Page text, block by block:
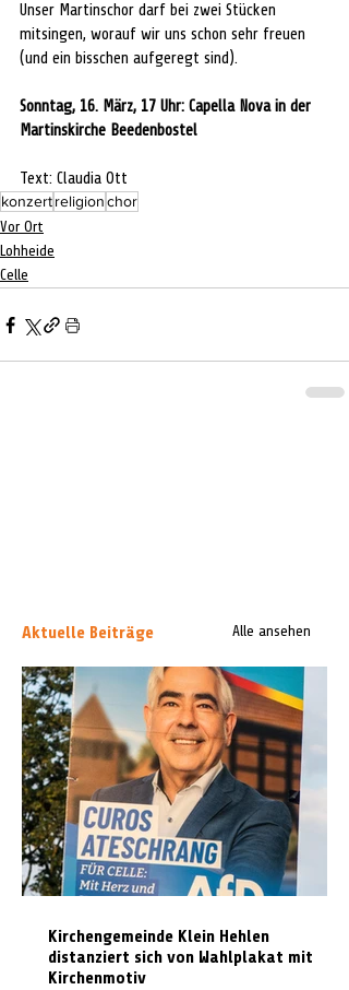
Unser Martinschor darf bei zwei Stücken
mitsingen, worauf wir uns schon sehr freuen
(und ein bisschen aufgeregt sind).
Sonntag, 16. März, 17 Uhr: Capella Nova in der
Martinskirche Beedenbostel
Text: Claudia Ott
konzertreligionchor
Vor Ort
Lohheide
Celle
Aktuelle Beiträge Alle ansehen
Kirchengemeinde Klein Hehlen
distanziert sich von Wahlplakat mit
Kirchenmotiv